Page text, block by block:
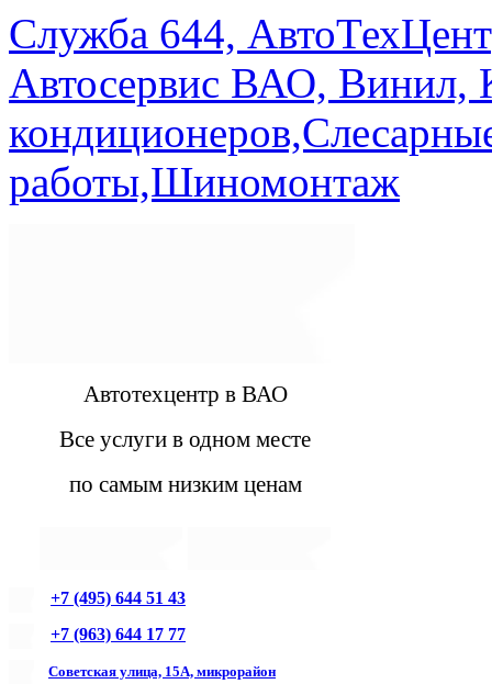
Служба 644,
Автосервис ВАО, Винил,
работы,Шиномонтаж
Автотехцентр в ВАО
Все услуги в одном месте
по самым низким ценам
+7 (495) 644 51 43
+7 (963) 644 17 77
Советская улица, 15А, микрорайон